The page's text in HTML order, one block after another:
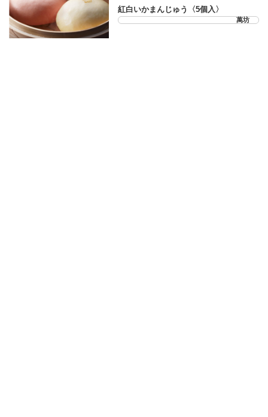
紅白いかまんじゅう〈5個入〉
萬坊